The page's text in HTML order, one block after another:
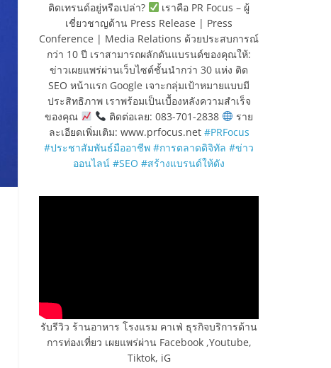
ติดเทรนด์อยู่หรือเปล่า?
เราคือ PR Focus – ผู้
เชี่ยวชาญด้าน Press Release | Press
Conference | Media Relations ด้วยประสบการณ์
กว่า 10 ปี เราสามารถผลักดันแบรนด์ของคุณให้:
ข่าวเผยแพร่ผ่านเว็บไซต์ชั้นนำกว่า 30 แห่ง ติด
SEO หน้าแรก Google เจาะกลุ่มเป้าหมายแบบมี
ประสิทธิภาพ เราพร้อมเป็นเบื้องหลังความสำเร็จ
ของคุณ
ติดต่อเลย: 083-701-2838
ราย
ละเอียดเพิ่มเติม: www.prfocus.net #PRFocus
#ประชาสัมพันธ์มืออาชีพ #การตลาดดิจิทัล #ข่าว
ออนไลน์ #SEO #สร้างแบรนด์ให้ดัง
รับรีวิว ร้านอาหาร โรงแรม คาเฟ่ ธุรกิจบริการด้าน
การท่องเที่ยว เผยแพร่ผ่าน Facebook ,Youtube,
Tiktok, iG